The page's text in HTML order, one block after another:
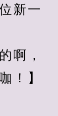
新一
啊，
！】